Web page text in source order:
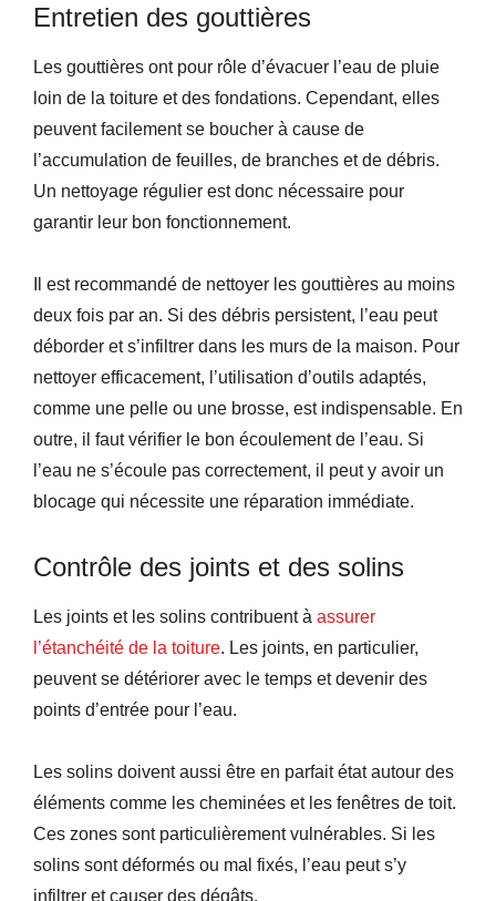
Entretien des gouttières
Les gouttières ont pour rôle d’évacuer l’eau de pluie
loin de la toiture et des fondations. Cependant, elles
peuvent facilement se boucher à cause de
l’accumulation de feuilles, de branches et de débris.
Un nettoyage régulier est donc nécessaire pour
garantir leur bon fonctionnement.
Il est recommandé de nettoyer les gouttières au moins
deux fois par an. Si des débris persistent, l’eau peut
déborder et s’infiltrer dans les murs de la maison. Pour
nettoyer efficacement, l’utilisation d’outils adaptés,
comme une pelle ou une brosse, est indispensable. En
outre, il faut vérifier le bon écoulement de l’eau. Si
l’eau ne s’écoule pas correctement, il peut y avoir un
blocage qui nécessite une réparation immédiate.
Contrôle des joints et des solins
Les joints et les solins contribuent à assurer
l’étanchéité de la toiture. Les joints, en particulier,
peuvent se détériorer avec le temps et devenir des
points d’entrée pour l’eau.
Les solins doivent aussi être en parfait état autour des
éléments comme les cheminées et les fenêtres de toit.
Ces zones sont particulièrement vulnérables. Si les
solins sont déformés ou mal fixés, l’eau peut s’y
infiltrer et causer des dégâts.